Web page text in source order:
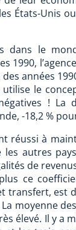
États-Unis
dans le
1990,
années
le
! La
-18,2 %
réussi à
autres
de
ce
transfert, est
moyenne
élevé. Il y a